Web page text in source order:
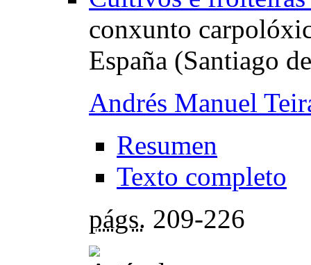
conxunto
España (Santiago
Andrés Manuel
Resumen
Texto completo
págs. 209-226